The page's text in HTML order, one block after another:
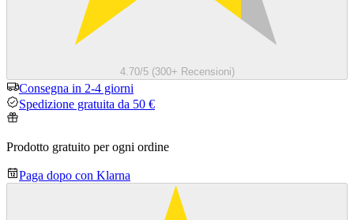
4.70/5 (300+ Recensioni)
Consegna in 2-4 giorni
Spedizione gratuita da 50 €
Prodotto gratuito per ogni ordine
Paga dopo con Klarna